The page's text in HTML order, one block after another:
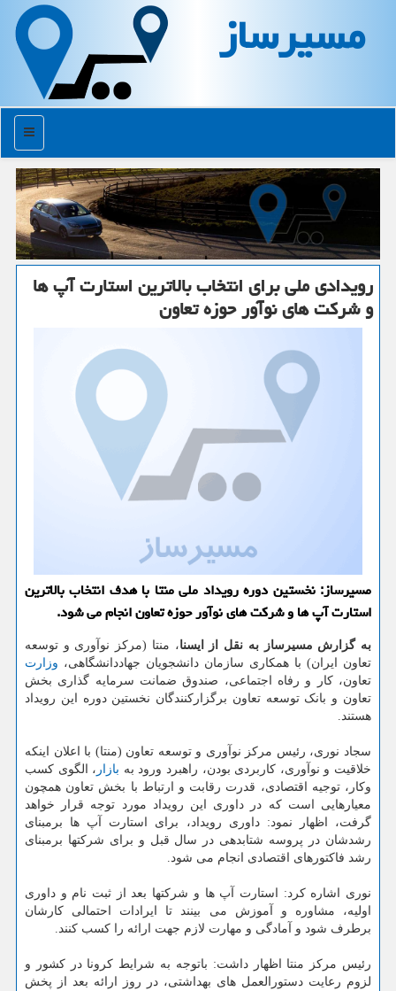
مسیرساز
منو
رویدادی ملی برای انتخاب بالاترین استارت آپ ها
و شركت های نوآور حوزه تعاون
مسیرساز: نخستین دوره رویداد ملی منتا با هدف انتخاب بالاترین
استارت آپ ها و شرکت های نوآور حوزه تعاون انجام می شود.
به گزارش مسیرساز به نقل از ایسنا، منتا (مرکز نوآوری و توسعه
تعاون ایران) با همکاری سازمان دانشجویان جهاددانشگاهی، وزارت
تعاون، کار و رفاه اجتماعی، صندوق ضمانت سرمایه گذاری بخش
تعاون و بانک توسعه تعاون برگزارکنندگان نخستین دوره این رویداد
هستند.
سجاد نوری، رئیس مرکز نوآوری و توسعه تعاون (منتا) با اعلان اینکه
خلاقیت و نوآوری، کاربردی بودن، راهبرد ورود به بازار ، الگوی کسب
وکار، توجیه اقتصادی، قدرت رقابت و ارتباط با بخش تعاون همچون
معیارهایی است که در داوری این رویداد مورد توجه قرار خواهد
گرفت، اظهار نمود: داوری رویداد، برای استارت آپ ها برمبنای
رشدشان در پروسه شتابدهی در سال قبل و برای شرکتها برمبنای
رشد فاکتورهای اقتصادی انجام می شود.
نوری اشاره کرد: استارت آپ ها و شرکتها بعد از ثبت نام و داوری
اولیه، مشاوره و آموزش می بینند تا ایرادات احتمالی کارشان
برطرف شود و آمادگی و مهارت لازم جهت ارائه را کسب کنند.
رئیس مرکز منتا اظهار داشت: باتوجه به شرایط کرونا در کشور و
لزوم رعایت دستورالعمل های بهداشتی، در روز ارائه بعد از پخش